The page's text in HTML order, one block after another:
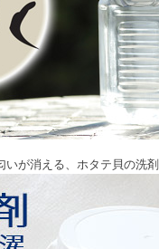
いが消える、ホタテ貝の洗剤